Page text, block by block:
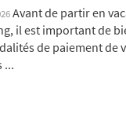
Avant de partir en
il est important de
de paiement de
...